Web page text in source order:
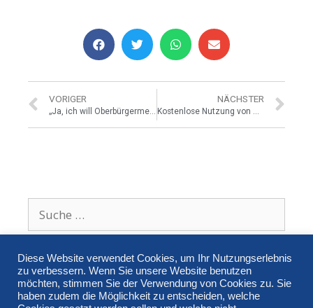
VORIGER
„Ja, ich will Oberbürgermeister werden!“
NÄCHSTER
Kostenlose Nutzung von Bus und Bahnen in Regensburg? – „Das ist unrealistisch.“
Impressum Datenschutzerklärung
Diese Website verwendet Cookies, um Ihr Nutzungserlebnis
zu verbessern. Wenn Sie unsere Website benutzen
möchten, stimmen Sie der Verwendung von Cookies zu. Sie
haben zudem die Möglichkeit zu entscheiden, welche